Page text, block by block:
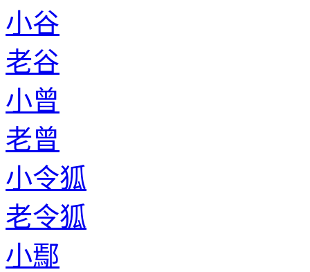
小谷
老谷
小曾
老曾
小令狐
老令狐
小鄢